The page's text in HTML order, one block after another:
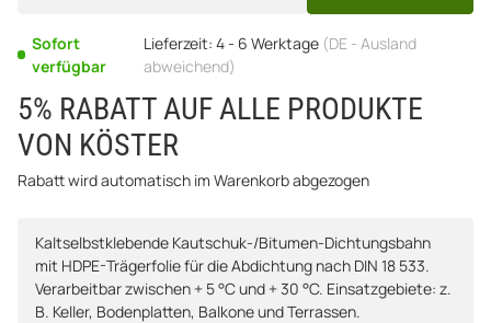
Sofort
verfügbar
Lieferzeit: 4 - 6 Werktage (DE - Ausland
abweichend)
5% RABATT AUF ALLE PRODUKTE
VON KÖSTER
Rabatt wird automatisch im Warenkorb abgezogen
Kaltselbstklebende Kautschuk-/Bitumen-Dichtungsbahn
mit HDPE-Trägerfolie für die Abdichtung nach DIN 18 533.
Verarbeitbar zwischen + 5 °C und + 30 °C. Einsatzgebiete: z.
B. Keller, Bodenplatten, Balkone und Terrassen.